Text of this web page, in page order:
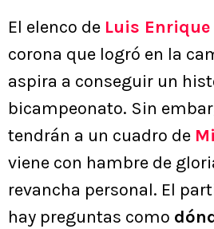
El elenco de Luis Enrique
corona que logró en la
aspira a conseguir un
bicampeonato. Sin
tendrán a un cuadro de
viene con hambre de
revancha personal. El
hay preguntas como